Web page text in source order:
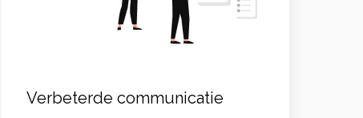
Verbeterde communicatie